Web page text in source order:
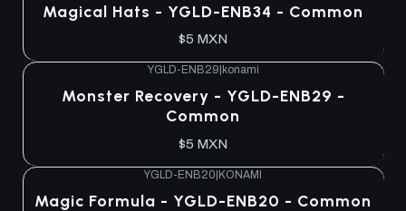
Magical Hats - YGLD-ENB34 - Common
$5 MXN
YGLD-ENB29 konami
Monster Recovery - YGLD-ENB29 -
Common
$5 MXN
YGLD-ENB20|KONAMI
Magic Formula - YGLD-ENB20 - Common